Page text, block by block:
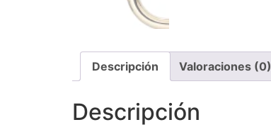
Descripción Valoraciones (0)
Descripción